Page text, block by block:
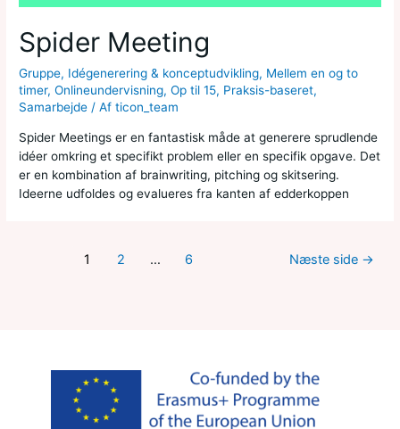
Spider Meeting
Gruppe, Idégenerering & konceptudvikling, Mellem en og to
timer,Onlineundervisning,Op til 15, Praksis-baseret,
Samarbejde / Afticon_team
Spider Meetings er en fantastisk måde at generere sprudlende
idéer omkring et specifikt problem eller en specifik opgave. Det
er en kombination af brainwriting, pitching og skitsering.
Ideerne udfoldes og evalueres fra kanten af edderkoppen
1 2 … 6 Næste side →